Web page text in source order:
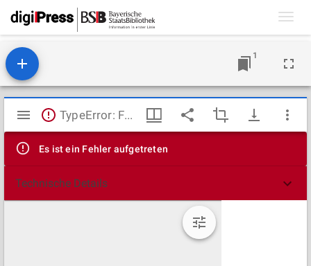
1
Mirador
Viewer
TypeError: Failed to fetch
Es ist ein Fehler aufgetreten
Technische Details